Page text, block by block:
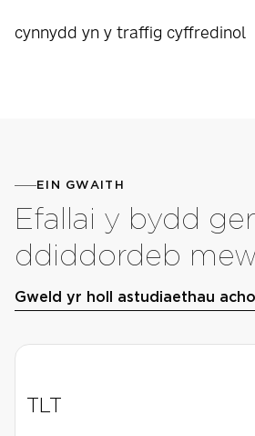
cynnydd yn y traffig cyffredinol
EIN GWAITH
Efallai y bydd
ddiddordeb
Gweld yr holl astudiaethau